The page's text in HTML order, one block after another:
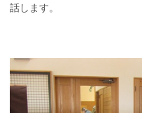
話します。